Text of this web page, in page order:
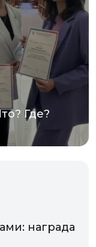
Где?
награда